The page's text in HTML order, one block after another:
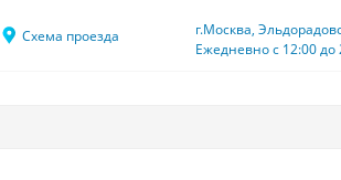
Схема проезда
г.Москва,
Ежедневно с 12:00 до